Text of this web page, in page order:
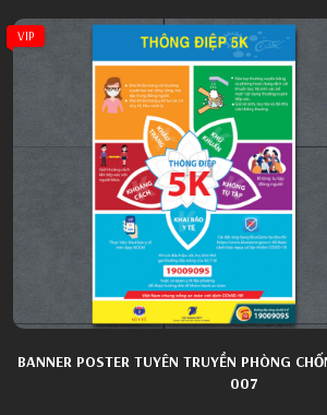
VIP
BANNER POSTER TUYÊN TRUYỀN PHÒNG
007